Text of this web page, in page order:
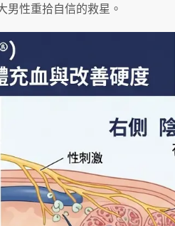
男性重拾自信的救星。